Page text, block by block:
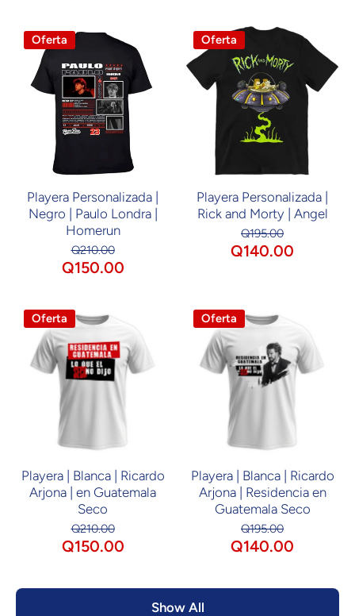
Oferta
Playera Personalizada |
Negro | Paulo Londra |
Homerun
Q210.00
Q150.00
Oferta
Playera Personalizada |
Rick and Morty | Angel
Q195.00
Q140.00
Oferta
Playera | Blanca | Ricardo
Arjona | en Guatemala
Seco
Q210.00
Q150.00
Oferta
Playera | Blanca | Ricardo
Arjona | Residencia en
Guatemala Seco
Q195.00
Q140.00
Show All